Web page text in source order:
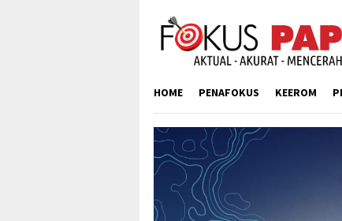
content
HOME PENAFOKUS KEEROM